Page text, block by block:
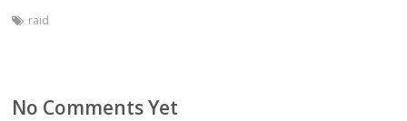
raid
No Comments Yet